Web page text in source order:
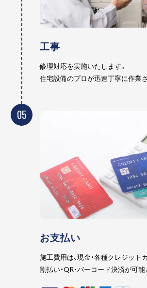
工事
修理対応を実施いたします。
住宅設備のプロが迅速丁寧に作業
05
お支払い
施工費用は、現金・各種クレジット
割払い・QR･バーコード決済が可能